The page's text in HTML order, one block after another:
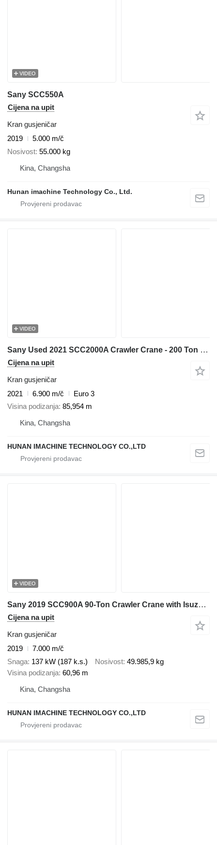
VIDEO
Sany SCC550A
Cijena na upit
Kran gusjeničar
2019
5.000 m/č
Nosivost 55.000 kg
Kina, Changsha
Hunan imachine Technology Co., Ltd.
VIDEO
Sany Used 2021 SCC2000A Crawler Crane - 200 Ton Capacity with 31m Fix
Cijena na upit
Kran gusjeničar
2021
6.900 m/č
Euro 3
Visina podizanja 85,954 m
Kina, Changsha
HUNAN IMACHINE TECHNOLOGY CO.,LTD
VIDEO
Sany 2019 SCC900A 90-Ton Crawler Crane with Isuzu Engine - 7,000 Hour
Cijena na upit
Kran gusjeničar
2019
7.000 m/č
Snaga 137 kW (187 k.s.) Nosivost 49.985,9 kg
Visina podizanja 60,96 m
Kina, Changsha
HUNAN IMACHINE TECHNOLOGY CO.,LTD